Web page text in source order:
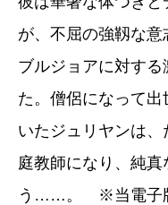
が、不屈の強靱な
ブルジョアに対す
た。僧侶になって
いたジュリヤンは
庭教師になり、純真
う……。 ※当電子版